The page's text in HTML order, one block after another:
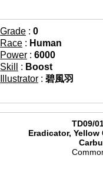
Grade : 0
Race : Human
Power : 6000
Skill : Boost
Illustrator : 碧風羽
TD09/
Eradicator, Yellow